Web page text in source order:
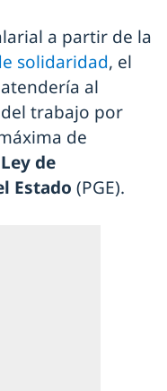
a partir de la
solidaridad, el
al
trabajo por
de
Ley de
Estado (PGE).